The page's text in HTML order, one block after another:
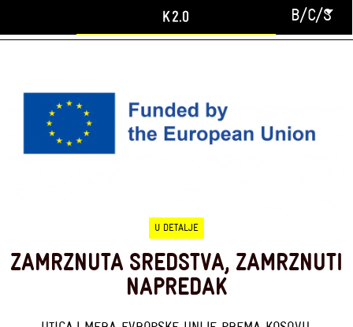
B/C/S
U DETALJE
ZAMRZNUTA SREDSTVA, ZAMRZNUTI
NAPREDAK